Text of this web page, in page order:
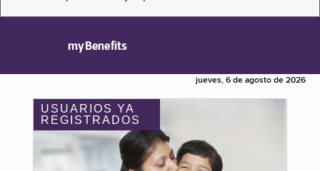
myBenefits
jueves, 6 de agosto de 2026
USUARIOS YA
REGISTRADOS